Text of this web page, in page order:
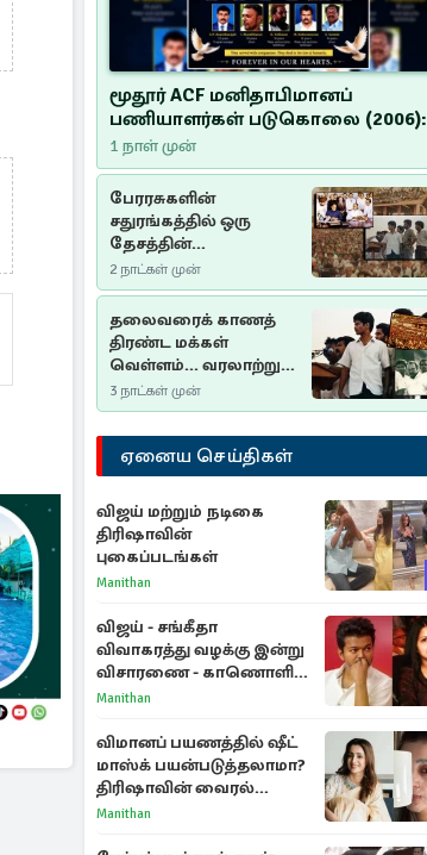
மூதூர் ACF மனிதாபிமானப்
பணியாளர்கள் படுகொலை (2006):
20 ஆண்டுகளாகியும் நீதி
மறுக்கப்பட்ட மனிதாபிமானப்
பேரவலம்
1 நாள் முன்
பேரரசுகளின்
சதுரங்கத்தில் ஒரு
தேசத்தின்
தீர்க்கதரிசனம் :
சுதுமலை பிரகடனம்
ஒரு வரலாற்றுப் பாடம்
2 நாட்கள் முன்
தலைவரைக் காணத்
திரண்ட மக்கள்
வெள்ளம்... வரலாற்றுச்
சிறப்புமிக்க சுதுமலைப்
பிரகடனம்…
3 நாட்கள் முன்
ஏனைய செய்திகள்
விஜய் மற்றும் நடிகை
திரிஷாவின்
புகைப்படங்கள்
Manithan
விஜய் - சங்கீதா
விவாகரத்து வழக்கு இன்று
விசாரணை - காணொளி
மூலம் ஆஜராக வாய்ப்பு
Manithan
விமானப் பயணத்தில் ஷீட்
மாஸ்க் பயன்படுத்தலாமா?
திரிஷாவின் வைரல்
செல்ஃபிக்கு மருத்துவர்
Manithan